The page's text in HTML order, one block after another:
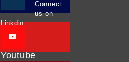
Connect
us on
Linkdin
Youtube